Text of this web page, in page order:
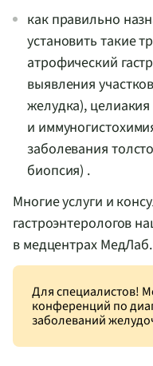
как правильно
установить такие
атрофический
выявления
желудка),
и
заболевания
биопсия) .
Многие услуги и
гастроэнтерологов
в медцентрах МедЛаб.
Для специалистов!
конференций по
заболеваний